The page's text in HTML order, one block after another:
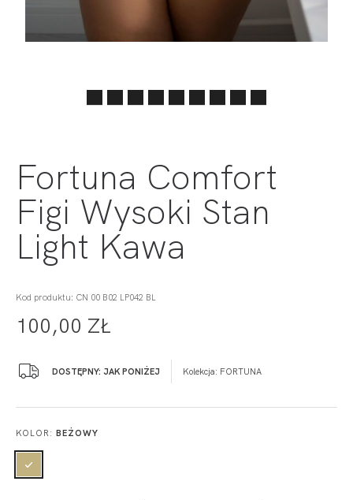
Fortuna Comfort
Figi Wysoki Stan
Light Kawa
Kod produktu: CN 00 B02 LP042 BL
100,00 ZŁ
DOSTĘPNY: JAK PONIŻEJ Kolekcja: FORTUNA
KOLOR: BEŻOWY